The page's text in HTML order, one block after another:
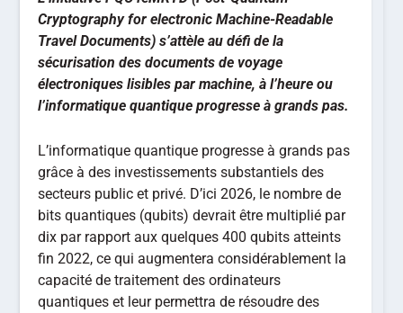
Cryptography for electronic Machine-Readable
Travel Documents) s’attèle au défi de la
sécurisation des documents de voyage
électroniques lisibles par machine, à l’heure ou
l’informatique quantique progresse à grands pas.
L’informatique quantique progresse à grands pas
grâce à des investissements substantiels des
secteurs public et privé. D’ici 2026, le nombre de
bits quantiques (qubits) devrait être multiplié par
dix par rapport aux quelques 400 qubits atteints
fin 2022, ce qui augmentera considérablement la
capacité de traitement des ordinateurs
quantiques et leur permettra de résoudre des